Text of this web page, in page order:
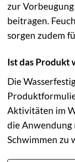
zur
beitragen.
sorgen zudem
Ist das Produkt
Die
Aktivitäten im
die Anwendung
Schwimmen zu